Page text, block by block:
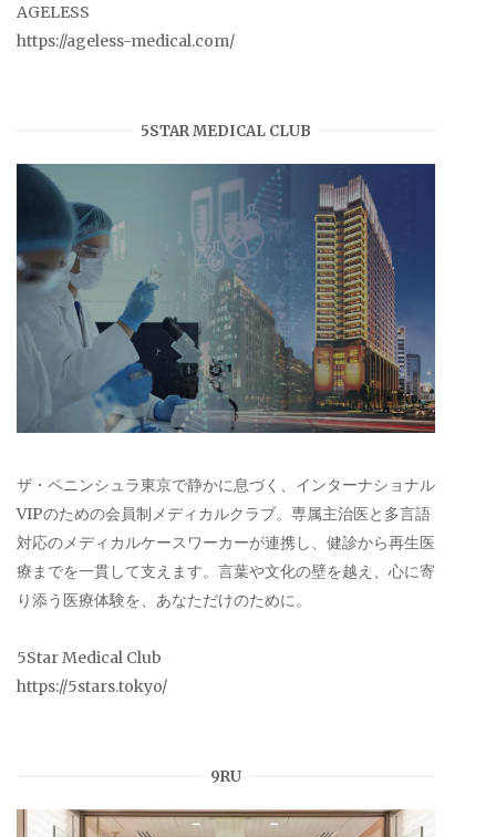
AGELESS
https://ageless-medical.com/
5STAR MEDICAL CLUB
ザ・ペニンシュラ東京で静かに息づく、インターナショナル
VIPのための会員制メディカルクラブ。専属主治医と多言語
対応のメディカルケースワーカーが連携し、健診から再生医
療までを一貫して支えます。言葉や文化の壁を越え、心に寄
り添う医療体験を、あなただけのために。
5Star Medical Club
https://5stars.tokyo/
9RU